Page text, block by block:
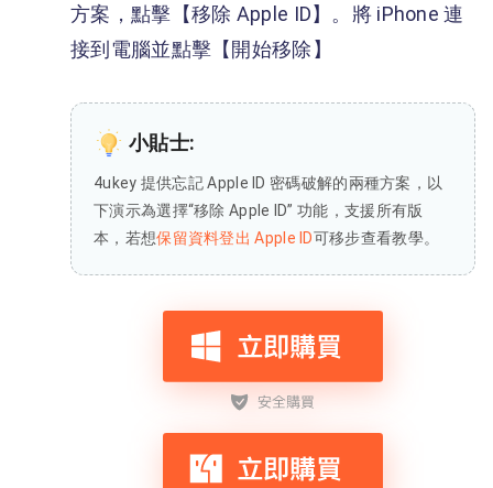
方案，點擊【移除 Apple ID】。將 iPhone 連
接到電腦並點擊【開始移除】
小貼士:
4ukey 提供忘記 Apple ID 密碼破解的兩種方案，以
下演示為選擇“移除 Apple ID” 功能，支援所有版
本，若想保留資料登出 Apple ID可移步查看教學。